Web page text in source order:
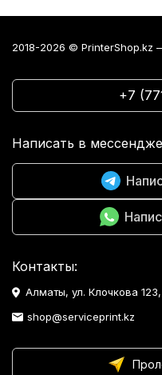
2018-2026 © PrinterShop.kz
+7
Написать в
Контакты:
Алматы, ул. Клочкова
shop@serviceprint.kz